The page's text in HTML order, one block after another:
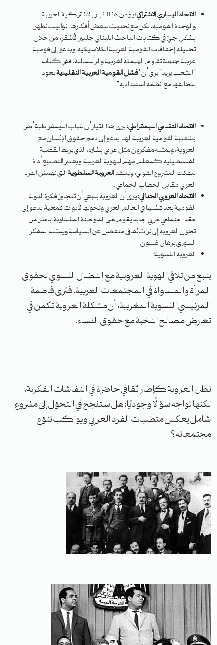
الاتجاه اليساري الاشتراكي:يؤمن هذا التيار بالاشتراكية العربية
والوحدة القومية، لكن مع تحديث لبعض أفكارها. تواليت تظهر
بشكل جليّ في كتابات الباحث اللبناني جلبير الأشقر، من خلال
تحليله إخفاقات القومية العربية الكلاسيكية، ويدعو إلى قومية
عربية جديدة تقاوم الهيمنةالغربية والرأسمالية، ففي كتابه
"الشعب يريد" يرى أن "فشل القومية العربية التقليديةيعود
لتحالفها مع أنظمة استبدادية"
الاتجاه التقدمي الديمقراطي:يرى هذا التيار أن غياب الديمقراطية أضر
بشعبية القومية العربية، لهذا يدعو إلى دمج حقوق الإنسان مع
العروبة، ويمثله مفكرون مثل عزمي بشارة، الذي يربط القضية
الفلسطينية كمعلم مهم للهوية العربية، ويعتبر التطبيع أداة
لتفكك المشروع القومي، وينتقدالعروبة السلطويةالتي تهمش الفرد
العربي مقابل الخطاب الجماعي.
الاتجاه العروبي الحداثي: يرى أن العروبة ينبغي أن تتجاوز فكرة الدولة
القومية بعد فشلها في العالم العربي وتحولها لأدوات قمعية، يدعو إلى
عقد اجتماعي عربي جديد يقوم على المواطنة المتساوية.يحذر من
تحول العروبة إلى تراث ثقافي منفصل عن السياسة ويمثله المفكر
السوري برهان غليون
العروبة النسوية:
ينبع من تلاقي الهوية العروبية مع النضال النسوي لحقوق
المرأة والمساواة في المجتمعات العربية. فترى فاطمة
المرنيسي النسوية المغربية، أن مشكلة العروبة تكمن في
تعارض مصالح النخبة مع حقوق النساء.
تظل العروبة كإطار ثقافي حاضرة في النقاشات الفكرية،
لكنها تواجه سؤالًا وجوديًا: هل ستنجح في التحوّل إلى مشروع
شامل يعكس متطلبات الفرد العربي ويواكب تنوّع
مجتمعاته؟